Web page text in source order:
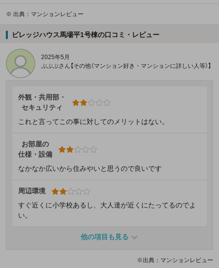
※ 出典：マンションレビュー
ビレッジハウス馬場平1号棟の口コミ・レビュー
2025年5月
ぷぷぷさん【その他（マンション好き・マンションに詳しい人等）】
外観・共用部・
セキュリティ
これと言ってこの事に対してのメリットはない。
お部屋の
仕様・設備
なかなか広いから住みやいと思うので良いです
周辺環境
すぐ近くに小学校あるし、大人達が近くにたってるのでよ
い。
他の項目も見る
※出典：マンションレビュー